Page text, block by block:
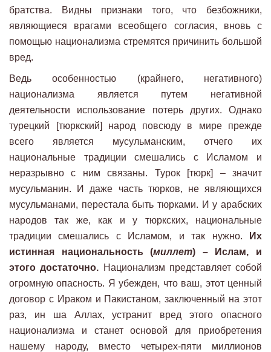
братства. Видны признаки того, что безбожники,
являющиеся врагами всеобщего согласия, вновь с
помощью национализма стремятся причинить большой
вред.
Ведь особенностью (крайнего, негативного)
национализма является путем негативной
деятельности использование потерь других. Однако
турецкий [тюркский] народ повсюду в мире прежде
всего является мусульманским, отчего их
национальные традиции смешались с Исламом и
неразрывно с ним связаны. Турок [тюрк] – значит
мусульманин. И даже часть тюрков, не являющихся
мусульманами, перестала быть тюрками. И у арабских
народов так же, как и у тюркских, национальные
традиции смешались с Исламом, и так нужно.
Их
истинная национальность (миллет) – Ислам, и
этого достаточно. Национализм представляет собой
огромную опасность. Я убежден, что ваш, этот ценный
договор с Ираком и Пакистаном, заключенный на этот
раз, ин ша Аллах, устранит вред этого опасного
национализма и станет основой для приобретения
нашему народу, вместо четырех-пяти миллионов